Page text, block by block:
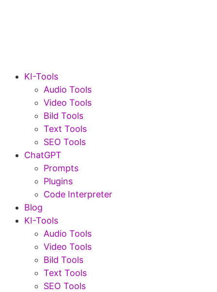
KI-Tools
Audio Tools
Video Tools
Bild Tools
Text Tools
SEO Tools
ChatGPT
Prompts
Plugins
Code Interpreter
Blog
KI-Tools
Audio Tools
Video Tools
Bild Tools
Text Tools
SEO Tools